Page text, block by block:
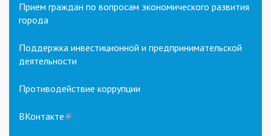
Прием граждан по вопросам экономического развития
города
Поддержка инвестиционной и предпринимательской
деятельности
Противодействие коррупции
ВКонтакте(link